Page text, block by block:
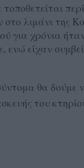
λιμάνι της
για χρόνια
ενώ είχαν
θα δούμε
του